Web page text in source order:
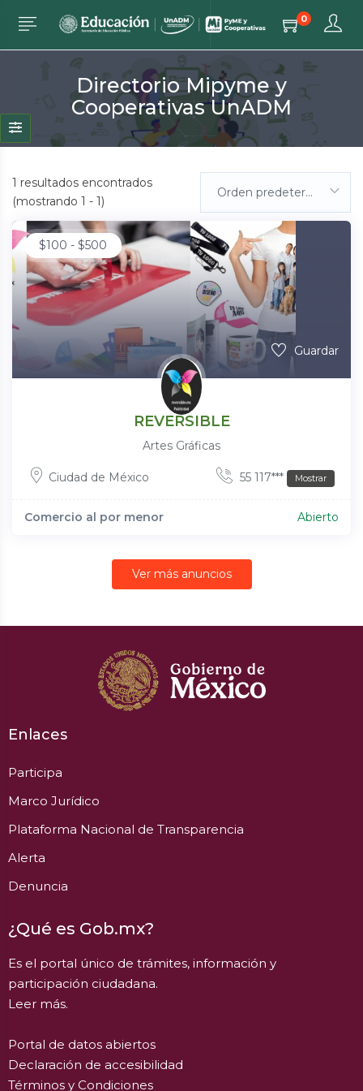
0
Directorio Mipyme y
Cooperativas UnADM
1 resultados encontrados
(mostrando 1 - 1)
Orden predeterminada
$100 - $500
Guardar
REVERSIBLE
Artes Gráficas
Ciudad de México 55 117*** Mostrar
Comercio al por menor Abierto
Ver más anuncios
Enlaces
Participa
Marco Jurídico
Plataforma Nacional de Transparencia
Alerta
Denuncia
¿Qué es Gob.mx?
Es el portal único de trámites, información y
participación ciudadana.
Leer más.
Portal de datos abiertos
Declaración de accesibilidad
Términos y Condiciones